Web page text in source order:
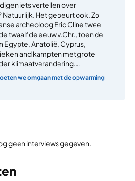
iets vertellen over
Het gebeurt ook. Zo
archeoloog Eric Cline twee
twaalfde eeuw v.Chr., toen de
Egypte, Anatolië, Cyprus,
kampten met grote
klimaatverandering.…
we omgaan met de opwarming
geen interviews gegeven.